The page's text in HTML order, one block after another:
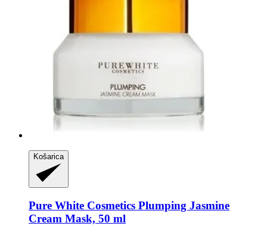
Košarica
Pure White Cosmetics Plumping Jasmine
Cream Mask, 50 ml